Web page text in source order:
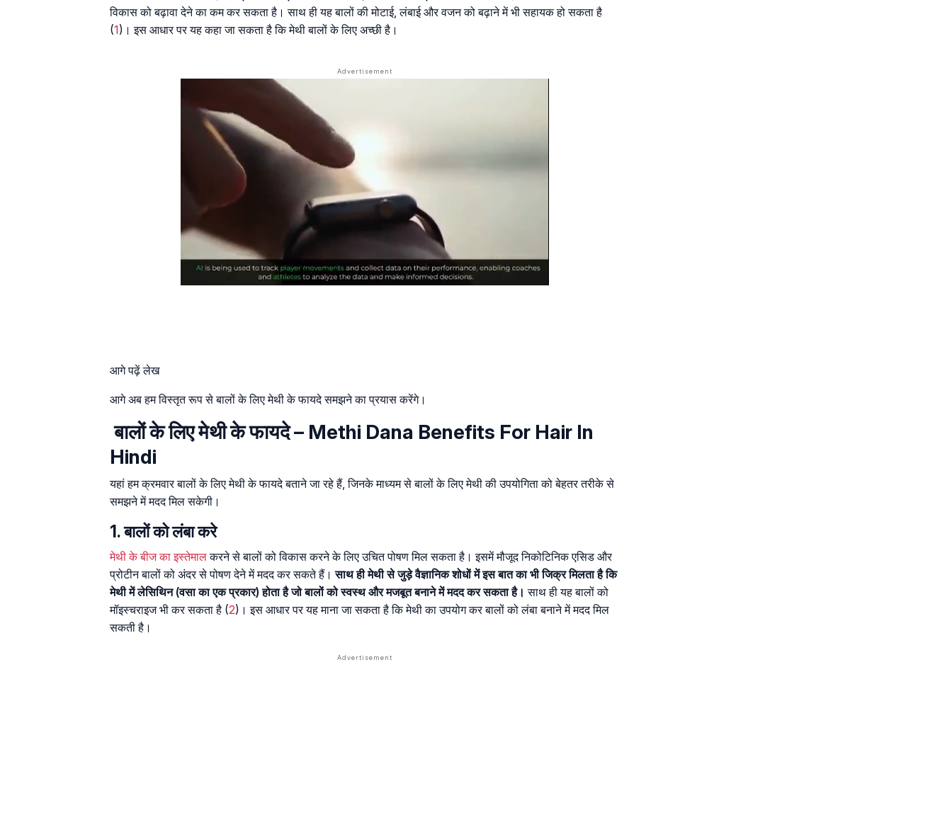
विकास को बढ़ावा देने का कम कर सकता है। साथ ही यह बालों की मोटाई, लंबाई और वजन को बढ़ाने में भी सहायक हो सकता है
(1)। इस आधार पर यह कहा जा सकता है कि मेथी बालों के लिए अच्छी है।
आगे पढ़ें लेख
आगे अब हम विस्तृत रूप से बालों के लिए मेथी के फायदे समझने का प्रयास करेंगे।
बालों के लिए मेथी के फायदे – Methi Dana Benefits For Hair In
Hindi
यहां हम क्रमवार बालों के लिए मेथी के फायदे बताने जा रहे हैं, जिनके माध्यम से बालों के लिए मेथी की उपयोगिता को बेहतर तरीके से
समझने में मदद मिल सकेगी।
1. बालों को लंबा करे
मेथी के बीज का इस्तेमालकरने से बालों को विकास करने के लिए उचित पोषण मिल सकता है। इसमें मौजूद निकोटिनिक एसिड और
प्रोटीन बालों को अंदर से पोषण देने में मदद कर सकते हैं। साथ ही मेथी से जुड़े वैज्ञानिक शोधों में इस बात का भी जिक्र मिलता है कि
मेथी में लेसिथिन (वसा का एक प्रकार) होता है जो बालों को स्वस्थ और मजबूत बनाने में मदद कर सकता है। साथ ही यह बालों को
मॉइस्चराइज भी कर सकता है (2)। इस आधार पर यह माना जा सकता है कि मेथी का उपयोग कर बालों को लंबा बनाने में मदद मिल
सकती है।